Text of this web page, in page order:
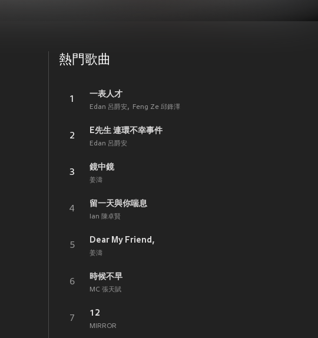
熱門歌曲
1
一表人才
Edan 呂爵安 Feng Ze 邱鋒澤
2
E先生 連環不幸事件
Edan 呂爵安
3
鏡中鏡
姜濤
4
留一天與你喘息
Ian 陳卓賢
5
Dear My Friend,
姜濤
6
時候不早
MC 張天賦
7
12
MIRROR